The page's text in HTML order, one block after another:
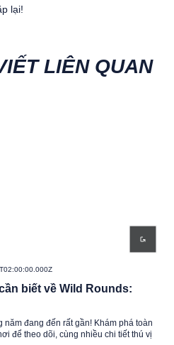
lại!
LIÊN QUAN
biết về Wild Rounds:
đang đến rất gần! Khám phá toàn
để theo dõi, cùng nhiều chi tiết thú vị